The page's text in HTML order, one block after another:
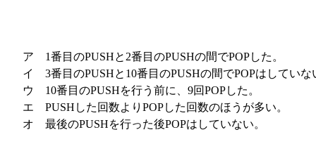
ア 1番目のPUSHと2番目のPUSHの間でPOPした。
イ
3番目のPUSHと10番目のPUSHの間でPOPはしていな
ウ
10番目のPUSHを行う前に、9回POPした。
エ PUSHした回数よりPOPした回数のほうが多い。
オ 最後のPUSHを行った後POPはしていない。